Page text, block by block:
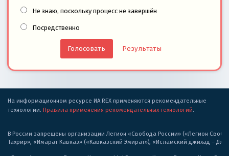
Не знаю, поскольку процесс не завершён
Посредственно
Результаты
На информационном ресурсе ИА REX применяются рекомендательные
технологии. Правила применения рекомендательных технологий.
В России запрещены организации Легион «Свобода России» («Легион
Тахрир», «Имарат Кавказ» («Кавказский Эмират»), «Исламский джихад –